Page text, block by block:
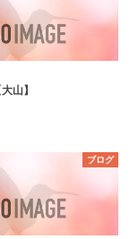
山】
ブログ